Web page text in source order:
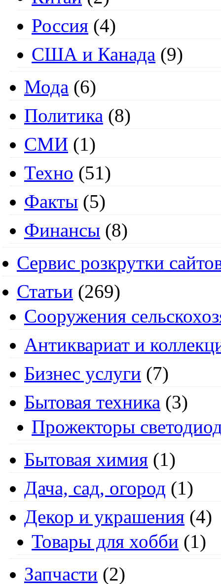
Россия (4)
США и Канада (9)
Мода (6)
Политика (8)
СМИ (1)
Техно (51)
Факты (5)
Финансы (8)
Сервис розкрутки
Статьи (269)
Cооружения
Антиквариат и
Бизнес услуги (7)
Бытовая техника (3)
Прожекторы
Бытовая химия (1)
Дача, сад, огород (1)
Декор и украшения (4)
Товары для хобби (1)
Запчасти (2)